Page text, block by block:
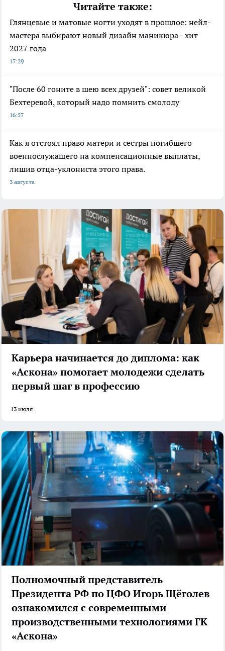
Читайте также:
Глянцевые и матовые ногти уходят в прошлое: нейл-
мастера выбирают новый дизайн маникюра - хит
2027 года
17:29
"После 60 гоните в шею всех друзей": совет великой
Бехтеревой, который надо помнить смолоду
16:57
Как я отстоял право матери и сестры погибшего
военнослужащего на компенсационные выплаты,
лишив отца-уклониста этого права.
3 августа
Карьера начинается до диплома: как
«Аскона» помогает молодежи сделать
первый шаг в профессию
13 июля
Полномочный представитель
Президента РФ по ЦФО Игорь Щёголев
ознакомился с современными
производственными технологиями ГК
«Аскона»